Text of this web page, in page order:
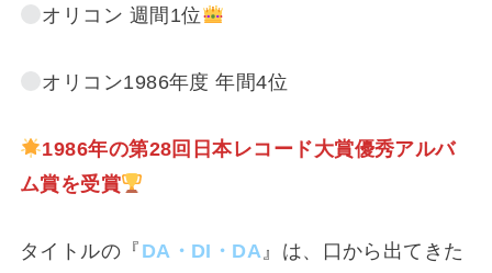
オリコン 週間1位
オリコン1986年度 年間4位
1986年の第28回日本レコード大賞優秀アルバ
ム賞を受賞
タイトルの『 DA・DI・DA 』は、口から出てきた